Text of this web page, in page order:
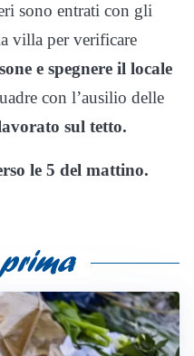
sono entrati con gli
villa per verificare
e spegnere il locale
con l’ausilio delle
sul tetto.
le 5 del mattino.